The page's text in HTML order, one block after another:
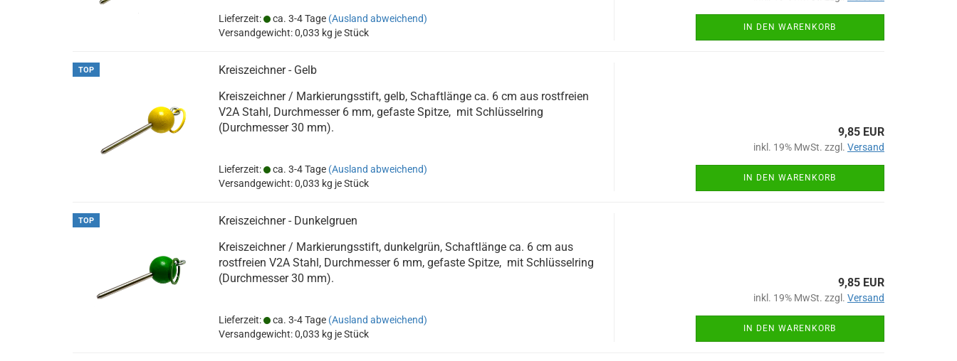
Lieferzeit: ca. 3-4 Tage (Ausland abweichend)
Versandgewicht:0,033 kg je Stück IN DEN WARENKORB
TOP
Kreiszeichner - Gelb
Kreiszeichner / Markierungsstift, gelb, Schaftlänge ca. 6 cm aus rostfreien
V2A Stahl, Durchmesser 6 mm, gefaste Spitze, mit Schlüsselring
(Durchmesser 30 mm).
Lieferzeit: ca. 3-4 Tage (Ausland abweichend)
Versandgewicht:0,033 kg je Stück
9,85 EUR
inkl. 19% MwSt. zzgl. Versand
IN DEN WARENKORB
TOP
Kreiszeichner - Dunkelgruen
Kreiszeichner / Markierungsstift, dunkelgrün, Schaftlänge ca. 6 cm aus
rostfreien V2A Stahl, Durchmesser 6 mm, gefaste Spitze, mit Schlüsselring
(Durchmesser 30 mm).
Lieferzeit: ca. 3-4 Tage (Ausland abweichend)
Versandgewicht:0,033 kg je Stück
9,85 EUR
inkl. 19% MwSt. zzgl. Versand
IN DEN WARENKORB